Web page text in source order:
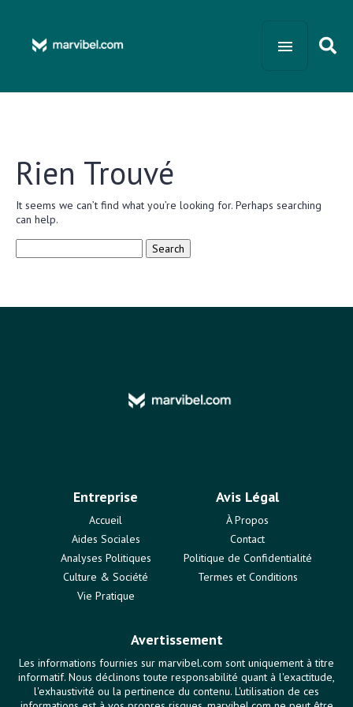
Rien Trouvé
It seems we can’t find what you’re looking for. Perhaps searching
can help.
Entreprise
Accueil
Aides Sociales
Analyses Politiques
Culture & Société
Vie Pratique
Avis Légal
À Propos
Contact
Politique de Confidentialité
Termes et Conditions
Avertissement
Les informations fournies sur marvibel.com sont uniquement à titre
informatif. Nous déclinons toute responsabilité quant à l'exactitude,
l'exhaustivité ou la pertinence du contenu. L'utilisation de ces